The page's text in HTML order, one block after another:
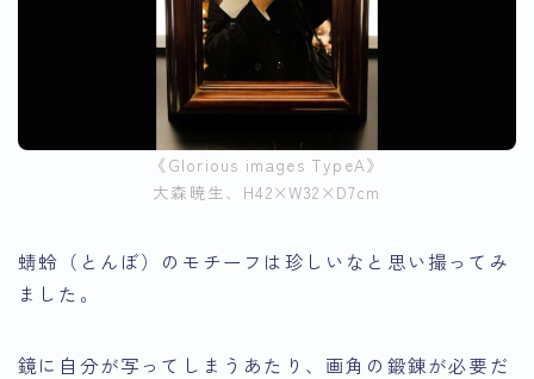
《Glorious images TypeA》
大森暁生、H42×W32×D7cm
蜻蛉（とんぼ）のモチーフは珍しいなと思い撮ってみ
ました。
鏡に自分が写ってしまうあたり、画角の鍛錬が必要だ